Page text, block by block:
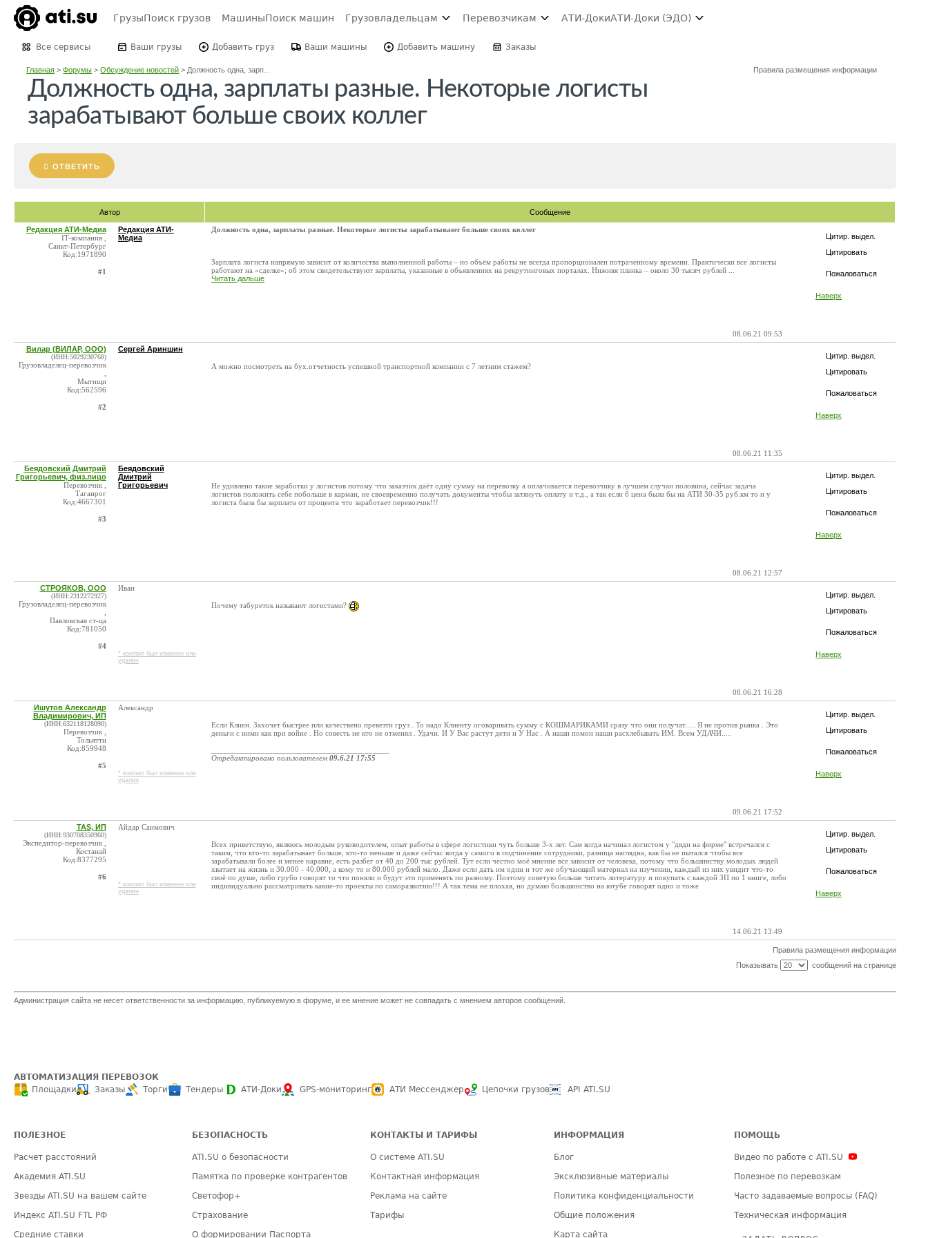
ГрузыПоиск грузов МашиныПоиск машин Грузовладельцам Перевозчикам АТИ-ДокиАТИ-Доки (ЭДО)
Все сервисы Ваши грузы Добавить груз Ваши машины Добавить машину Заказы
Главная >Форумы >Обсуждение новостей > Должность одна, зарп... Правила размещения информации
Должность одна, зарплаты разные. Некоторые логисты
зарабатывают больше своих коллег
ОТВЕТИТЬ
Автор Сообщение
Цитир. выдел.
Цитировать
Пожаловаться
Наверх
Редакция АТИ-Медиа
IT-компания ,
Санкт-Петербург
Код:1971890
#1
Редакция АТИ-
Медиа
Должность одна, зарплаты разные. Некоторые логисты зарабатывают больше своих коллег
Зарплата логиста напрямую зависит от количества выполненной работы – но объём работы не всегда пропорционален потраченному времени. Практически все логисты
работают на «сделке»; об этом свидетельствуют зарплаты, указанные в объявлениях на рекрутинговых порталах. Нижняя планка – около 30 тысяч рублей ...
Читать дальше
08.06.21 09:53
Цитир. выдел.
Цитировать
Пожаловаться
Наверх
Вилар (ВИЛАР, ООО)
(ИНН:5029230768)
Грузовладелец-перевозчик
Мытищи
Код:562596
#2
Сергей Ариншин
А можно посмотреть на бух.отчетность успешной транспортной компании с 7 летним стажем?
08.06.21 11:35
Цитир. выдел.
Цитировать
Пожаловаться
Наверх
Беядовский Дмитрий
Григорьевич, физ.лицо
Перевозчик ,
Таганрог
Код:4667301
#3
Беядовский
Дмитрий
Григорьевич
Не удивлено такие заработки у логистов потому что заказчик даёт одну сумму на перевозку а оплачивается перевозчику в лучшем случаи половина, сейчас задача
логистов положить себе побольше в карман, не своевременно получать документы чтобы затянуть оплату и т.д., а так если б цена была бы на АТИ 30-35 руб.км то и у
логиста была бы зарплата от процента что заработает перевозчик!!!
08.06.21 12:57
Цитир. выдел.
Цитировать
Пожаловаться
Наверх
СТРОЯКОВ, ООО
(ИНН:2312272927)
Грузовладелец-перевозчик
Павловская ст-ца
Код:781050
#4
Иван
* контакт был изменен или
удален
Почему табуреток называют логистами?
08.06.21 16:28
Цитир. выдел.
Цитировать
Пожаловаться
Наверх
Ишутов Александр
Владимирович, ИП
(ИНН:632118128090)
Перевозчик ,
Тольятти
Код:859948
#5
Александр
* контакт был изменен или
удален
Если Клиен. Захочет быстрее или качествено превезти груз . То надо Клиенту оговаривать сумму с КОШМАРИКАМИ сразу что они получат..... Я не против рынка . Это
деньги с ними как при войне . Но совесть не кто не отменял . Удачи. И У Вас растут дети и У Нас . А наши помои наши расхлебывать ИМ. Всем УДАЧИ.....
Отредактировано пользователем 09.6.21 17:55
09.06.21 17:52
Цитир. выдел.
Цитировать
Пожаловаться
Наверх
TAS, ИП
(ИНН:930708350960)
Экспедитор-перевозчик ,
Костанай
Код:8377295
#6
Айдар Саимович
* контакт был изменен или
удален
Всех приветствую, являюсь молодым руководителем, опыт работы в сфере логистики чуть больше 3-х лет. Сам когда начинал логистом у "дяди на фирме" встречался с
таким, что кто-то зарабатывает больше, кто-то меньше и даже сейчас когда у самого в подчинение сотрудники, разница наглядна, как бы не пытался чтобы все
зарабатывали более и менее наравне, есть разбег от 40 до 200 тыс рублей. Тут если честно моё мнение все зависит от человека, потому что большинству молодых людей
хватает на жизнь и 30.000 - 40.000, а кому то и 80.000 рублей мало. Даже если дать им один и тот же обучающий материал на изучении, каждый из них увидит что-то
своё по душе, либо грубо говорят то что поняли и будут это применять по разному. Поэтому советую больше читать литературу и покупать с каждой ЗП по 1 книге, либо
индивидуально рассматривать какие-то проекты по саморазвитию!!! А так тема не плохая, но думаю большинство на ютубе говорят одно и тоже
14.06.21 13:49
Правила размещения информации
Показывать
сообщений на странице
Администрация сайта не несет ответственности за информацию, публикуемую в форуме, и ее мнение может не совпадать с мнением авторов сообщений.
АВТОМАТИЗАЦИЯ ПЕРЕВОЗОК
Площадки
Заказы Торги Тендеры АТИ-Доки GPS-мониторинг АТИ Мессенджер Цепочки грузов API ATI.SU
ПОЛЕЗНОЕ
Расчет расстояний
Академия ATI.SU
Звезды ATI.SU на вашем сайте
Индекс ATI.SU FTL РФ
Средние ставки
БЕЗОПАСНОСТЬ
ATI.SU о безопасности
Памятка по проверке контрагентов
Светофор+
Страхование
О формировании Паспорта
КОНТАКТЫ И ТАРИФЫ
О системе ATI.SU
Контактная информация
Реклама на сайте
Тарифы
ИНФОРМАЦИЯ
Блог
Эксклюзивные материалы
Политика конфиденциальности
Общие положения
Карта сайта
ПОМОЩЬ
Видео по работе с ATI.SU
Полезное по перевозкам
Часто задаваемые вопросы (FAQ)
Техническая информация